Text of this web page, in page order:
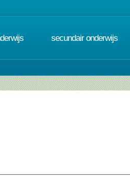
secundair onderwijs